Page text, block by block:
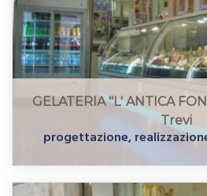
GELATERIA "L' ANTICA
Trevi
progettazione,